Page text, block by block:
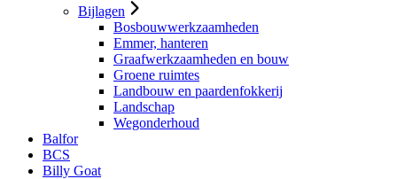
Bijlagen
Bosbouwwerkzaamheden
Emmer, hanteren
Graafwerkzaamheden en bouw
Groene ruimtes
Landbouw en paardenfokkerij
Landschap
Wegonderhoud
Balfor
BCS
Billy Goat